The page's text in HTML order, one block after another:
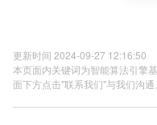
更新时间 2024-09-27 12:16:50
本页面内关键词为智能算法引擎
面下方点击"联系我们"与我们沟通。